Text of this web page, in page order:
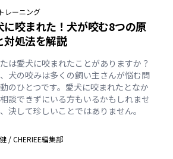
トレーニング
に咬まれた！犬が咬む8つの原
対処法を解説
は愛犬に咬まれたことがありますか？
犬の咬みは多くの飼い主さんが悩む問
のひとつです。愛犬に咬まれたとなか
談できずにいる方もいるかもしれませ
決して珍しいことではありません。
/CHERIEE編集部